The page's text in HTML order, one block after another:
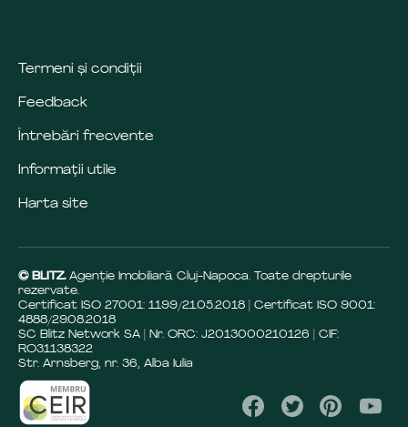
Termeni și condiții
Feedback
Întrebări frecvente
Informații utile
Harta site
© BLITZ. Agenție Imobiliară Cluj-Napoca. Toate drepturile
rezervate.
Certificat ISO 27001: 1199/21.05.2018 | Certificat ISO 9001:
4888/29.08.2018
SC Blitz Network SA | Nr. ORC: J2013000210126 | CIF:
RO31138322
Str. Arnsberg, nr. 36, Alba Iulia